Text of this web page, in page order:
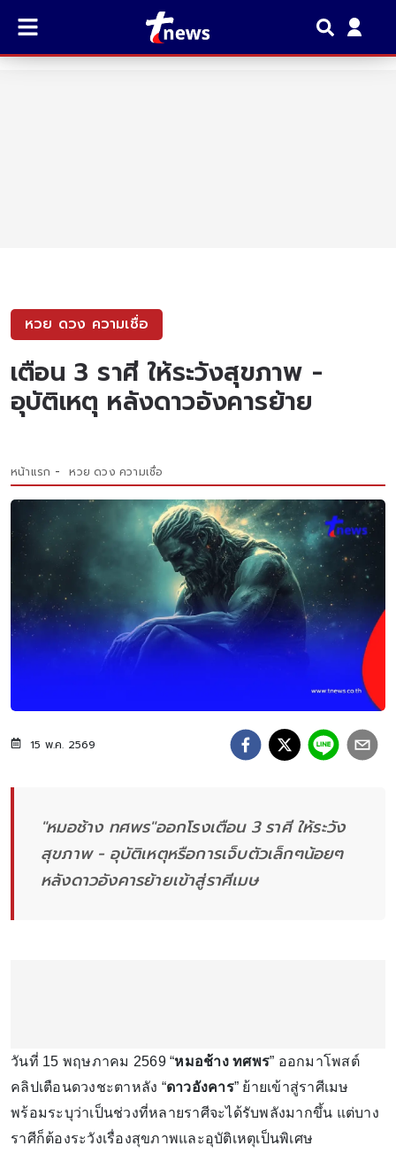
หวย ดวง ความเชื่อ
เตือน 3 ราศี ให้ระวังสุขภาพ -
อุบัติเหตุ หลังดาวอังคารย้าย
หน้าแรก หวย ดวง ความเชื่อ
15 พ.ค. 2569
"หมอช้าง ทศพร"ออกโรงเตือน 3 ราศี ให้ระวัง
สุขภาพ - อุบัติเหตุหรือการเจ็บตัวเล็กๆน้อยๆ
หลังดาวอังคารย้ายเข้าสู่ราศีเมษ
วันที่ 15 พฤษภาคม 2569 “หมอช้าง ทศพร” ออกมาโพสต์
คลิปเตือนดวงชะตาหลัง “ดาวอังคาร” ย้ายเข้าสู่ราศีเมษ
พร้อมระบุว่าเป็นช่วงที่หลายราศีจะได้รับพลังมากขึ้น แต่บาง
ราศีก็ต้องระวังเรื่องสุขภาพและอุบัติเหตุเป็นพิเศษ